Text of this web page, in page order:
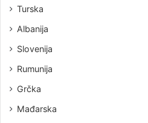
Turska
Albanija
Slovenija
Rumunija
Grčka
Mađarska